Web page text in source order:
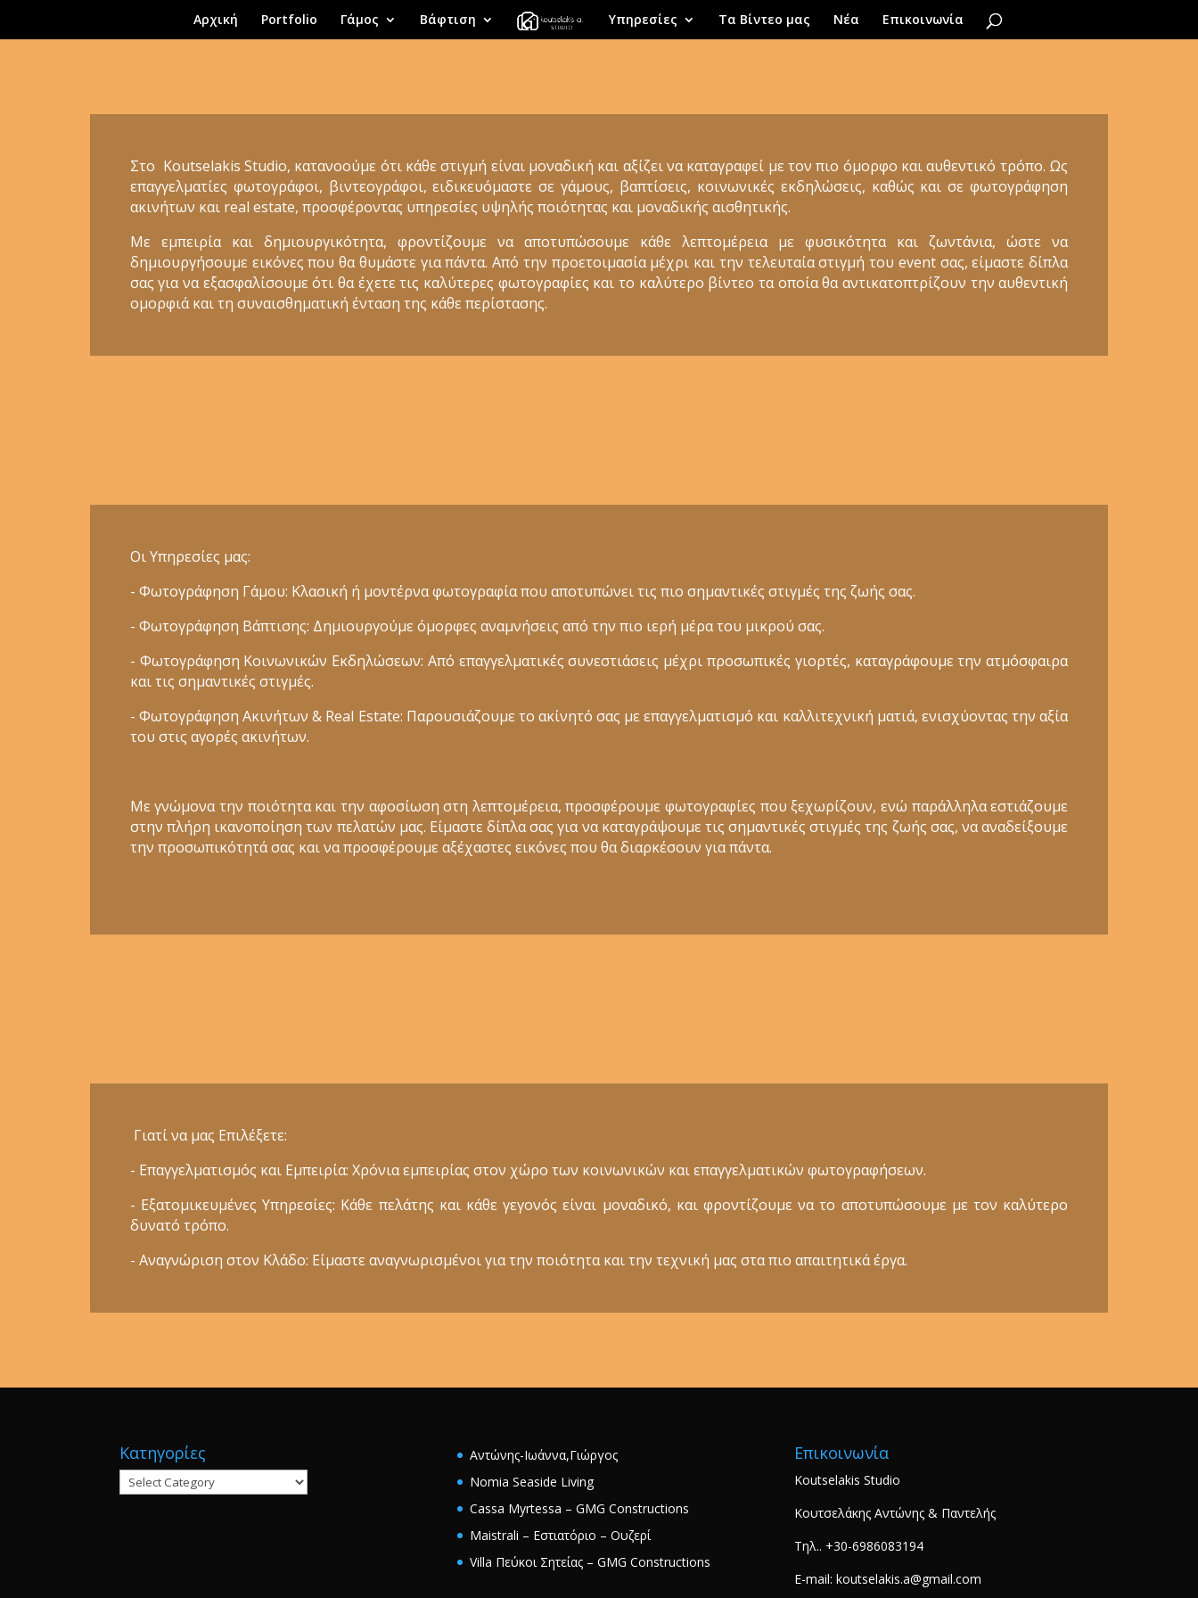
Αρχική Portfolio Γάμος Βάφτιση Υπηρεσίες Τα Βίντεο μας Νέα Επικοινωνία
Στο Koutselakis Studio, κατανοούμε ότι κάθε στιγμή είναι μοναδική και αξίζει να καταγραφεί με τον πιο όμορφο και αυθεντικό τρόπο. Ως
επαγγελματίες φωτογράφοι, βιντεογράφοι, ειδικευόμαστε σε γάμους, βαπτίσεις, κοινωνικές εκδηλώσεις, καθώς και σε φωτογράφηση
ακινήτων και real estate, προσφέροντας υπηρεσίες υψηλής ποιότητας και μοναδικής αισθητικής.
Με εμπειρία και δημιουργικότητα, φροντίζουμε να αποτυπώσουμε κάθε λεπτομέρεια με φυσικότητα και ζωντάνια, ώστε να
δημιουργήσουμε εικόνες που θα θυμάστε για πάντα. Από την προετοιμασία μέχρι και την τελευταία στιγμή του event σας, είμαστε δίπλα
σας για να εξασφαλίσουμε ότι θα έχετε τις καλύτερες φωτογραφίες και το καλύτερο βίντεο τα οποία θα αντικατοπτρίζουν την αυθεντική
ομορφιά και τη συναισθηματική ένταση της κάθε περίστασης.
Οι Υπηρεσίες μας:
- Φωτογράφηση Γάμου: Κλασική ή μοντέρνα φωτογραφία που αποτυπώνει τις πιο σημαντικές στιγμές της ζωής σας.
- Φωτογράφηση Βάπτισης: Δημιουργούμε όμορφες αναμνήσεις από την πιο ιερή μέρα του μικρού σας.
- Φωτογράφηση Κοινωνικών Εκδηλώσεων: Από επαγγελματικές συνεστιάσεις μέχρι προσωπικές γιορτές, καταγράφουμε την ατμόσφαιρα
και τις σημαντικές στιγμές.
- Φωτογράφηση Ακινήτων & Real Estate: Παρουσιάζουμε το ακίνητό σας με επαγγελματισμό και καλλιτεχνική ματιά, ενισχύοντας την αξία
του στις αγορές ακινήτων.
Με γνώμονα την ποιότητα και την αφοσίωση στη λεπτομέρεια, προσφέρουμε φωτογραφίες που ξεχωρίζουν, ενώ παράλληλα εστιάζουμε
στην πλήρη ικανοποίηση των πελατών μας. Είμαστε δίπλα σας για να καταγράψουμε τις σημαντικές στιγμές της ζωής σας, να αναδείξουμε
την προσωπικότητά σας και να προσφέρουμε αξέχαστες εικόνες που θα διαρκέσουν για πάντα.
Γιατί να μας Επιλέξετε:
- Επαγγελματισμός και Εμπειρία: Χρόνια εμπειρίας στον χώρο των κοινωνικών και επαγγελματικών φωτογραφήσεων.
- Εξατομικευμένες Υπηρεσίες: Κάθε πελάτης και κάθε γεγονός είναι μοναδικό, και φροντίζουμε να το αποτυπώσουμε με τον καλύτερο
δυνατό τρόπο.
- Αναγνώριση στον Κλάδο: Είμαστε αναγνωρισμένοι για την ποιότητα και την τεχνική μας στα πιο απαιτητικά έργα.
Κατηγορίες
Κατηγορίες
Αντώνης-Ιωάννα,Γιώργος
Nomia Seaside Living
Cassa Myrtessa – GMG Constructions
Maistrali – Εστιατόριο – Ουζερί
Villa Πεύκοι Σητείας – GMG Constructions
Επικοινωνία
Koutselakis Studio
Κουτσελάκης Αντώνης & Παντελής
Τηλ.. +30-6986083194
E-mail: koutselakis.a@gmail.com